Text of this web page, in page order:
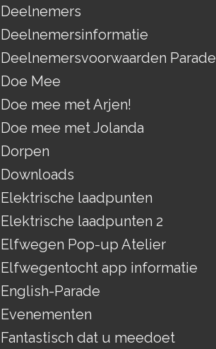
Deelnemers
Deelnemersinformatie
Deelnemersvoorwaarden Parade
Doe Mee
Doe mee met Arjen!
Doe mee met Jolanda
Dorpen
Downloads
Elektrische laadpunten
Elektrische laadpunten 2
Elfwegen Pop-up Atelier
Elfwegentocht app informatie
English-Parade
Evenementen
Fantastisch dat u meedoet